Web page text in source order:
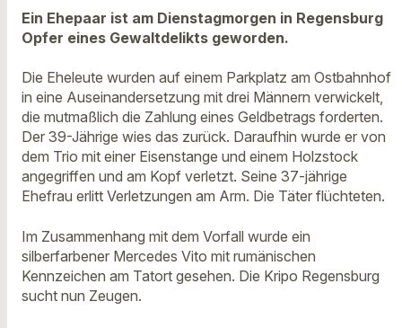
Ein Ehepaar ist am Dienstagmorgen in Regensburg
Opfer eines Gewaltdelikts geworden.
Die Eheleute wurden auf einem Parkplatz am Ostbahnhof
in eine Auseinandersetzung mit drei Männern verwickelt,
die mutmaßlich die Zahlung eines Geldbetrags forderten.
Der 39-Jährige wies das zurück. Daraufhin wurde er von
dem Trio mit einer Eisenstange und einem Holzstock
angegriffen und am Kopf verletzt. Seine 37-jährige
Ehefrau erlitt Verletzungen am Arm. Die Täter flüchteten.
Im Zusammenhang mit dem Vorfall wurde ein
silberfarbener Mercedes Vito mit rumänischen
Kennzeichen am Tatort gesehen. Die Kripo Regensburg
sucht nun Zeugen.